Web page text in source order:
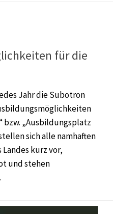
für die
Jahr die Subotron
bzw. „Ausbildungsplatz
sich alle namhaften
kurz vor,
und stehen